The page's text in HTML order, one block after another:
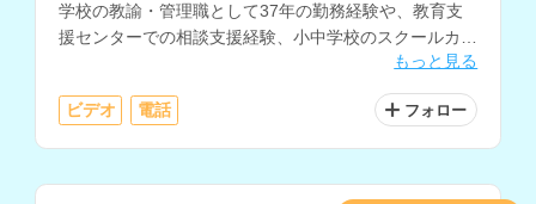
学校の教諭・管理職として37年の勤務経験や、教育支
援センターでの相談支援経験、小中学校のスクールカウ
もっと見る
ビデオ 電話 フォロー